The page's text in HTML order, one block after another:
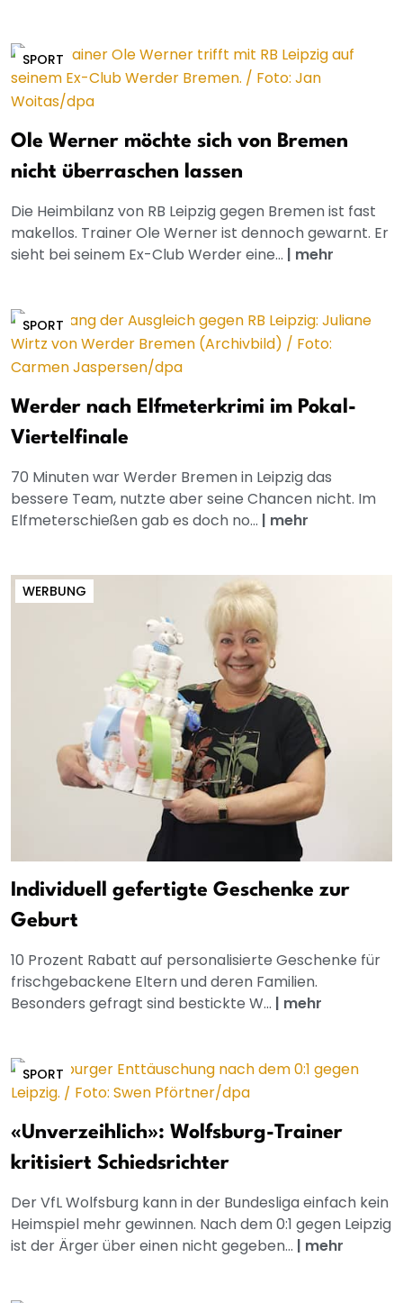
SPORT
Ole Werner möchte sich von Bremen
nicht überraschen lassen
Die Heimbilanz von RB Leipzig gegen Bremen ist fast
makellos. Trainer Ole Werner ist dennoch gewarnt. Er
sieht bei seinem Ex-Club Werder eine... | mehr
SPORT
Werder nach Elfmeterkrimi im Pokal-
Viertelfinale
70 Minuten war Werder Bremen in Leipzig das
bessere Team, nutzte aber seine Chancen nicht. Im
Elfmeterschießen gab es doch no... | mehr
WERBUNG
Individuell gefertigte Geschenke zur
Geburt
10 Prozent Rabatt auf personalisierte Geschenke für
frischgebackene Eltern und deren Familien.
Besonders gefragt sind bestickte W... | mehr
SPORT
«Unverzeihlich»: Wolfsburg-Trainer
kritisiert Schiedsrichter
Der VfL Wolfsburg kann in der Bundesliga einfach kein
Heimspiel mehr gewinnen. Nach dem 0:1 gegen Leipzig
ist der Ärger über einen nicht gegeben... | mehr